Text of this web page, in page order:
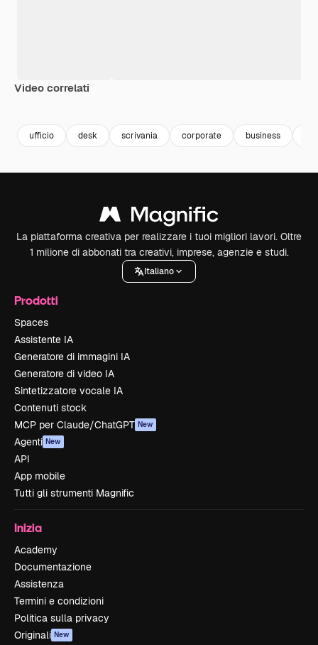
Video correlati
ufficio desk scrivania corporate business
La piattaforma creativa per realizzare i tuoi migliori lavori. Oltre
1 milione di abbonati tra creativi, imprese, agenzie e studi.
Italiano
Prodotti
Spaces
Assistente IA
Generatore di immagini IA
Generatore di video IA
Sintetizzatore vocale IA
Contenuti stock
MCP per Claude/ChatGPT New
Agenti New
API
App mobile
Tutti gli strumenti Magnific
Inizia
Academy
Documentazione
Assistenza
Termini e condizioni
Politica sulla privacy
Originali New